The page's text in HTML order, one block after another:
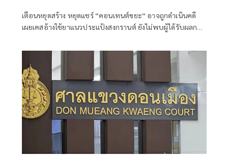
เตือนหยุดสร้าง หยุดแชร์ “คอนเทนต์ขยะ“ อาจถูกดำเนินคดี
เผยเคสอ้างใช้ยาแนวประแป้งสงกรานต์ ยังไม่พบผู้ได้รับผลกระ